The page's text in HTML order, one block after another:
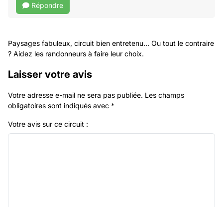
Répondre
Paysages fabuleux, circuit bien entretenu... Ou tout le contraire
? Aidez les randonneurs à faire leur choix.
Laisser votre avis
Votre adresse e-mail ne sera pas publiée. Les champs
obligatoires sont indiqués avec *
Votre avis sur ce circuit :